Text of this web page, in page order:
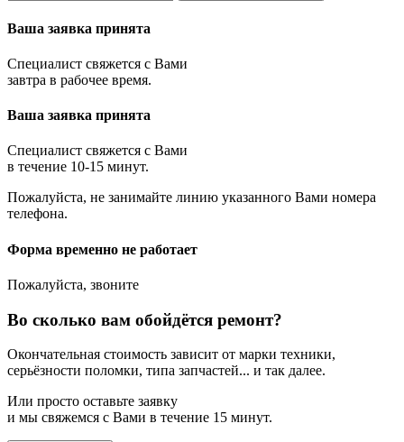
Ваша заявка принята
Специалист свяжется с Вами
завтра в рабочее время.
Ваша заявка принята
Специалист свяжется с Вами
в течение 10-15 минут.
Пожалуйста, не занимайте линию указанного Вами номера
телефона.
Форма временно не работает
Пожалуйста, звоните
Во сколько вам обойдётся ремонт?
Окончательная стоимость зависит от марки техники,
серьёзности поломки, типа запчастей... и так далее.
Или просто оставьте заявку
и мы свяжемся с Вами в течение 15 минут.